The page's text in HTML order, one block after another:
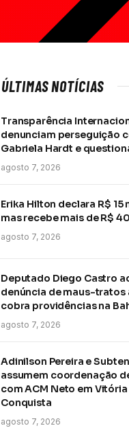
ÚLTIMAS NOTÍCIAS
Transparência
denunciam perseguição
Gabriela Hardt e
agosto 7, 2026
Erika Hilton declara R$ 15
mas recebe mais de R$
agosto 7, 2026
Deputado Diego Castro
denúncia de maus-tratos
cobra providências na
agosto 7, 2026
Adinilson Pereira e
assumem coordenação
com ACM Neto em
Conquista
agosto 7, 2026